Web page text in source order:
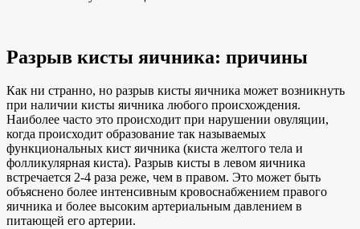
Разрыв кисты яичника: причины
Как ни странно, но разрыв кисты яичника может возникнуть
при наличии кисты яичника любого происхождения.
Наиболее часто это происходит при нарушении овуляции,
когда происходит образование так называемых
функциональных кист яичника (киста желтого тела и
фолликулярная киста). Разрыв кисты в левом яичника
встречается 2-4 раза реже, чем в правом. Это может быть
объяснено более интенсивным кровоснабжением правого
яичника и более высоким артериальным давлением в
питающей его артерии.